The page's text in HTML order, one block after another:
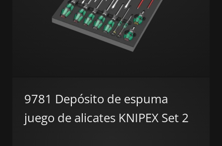
9781 Depósito de espuma
juego de alicates KNIPEX Set 2